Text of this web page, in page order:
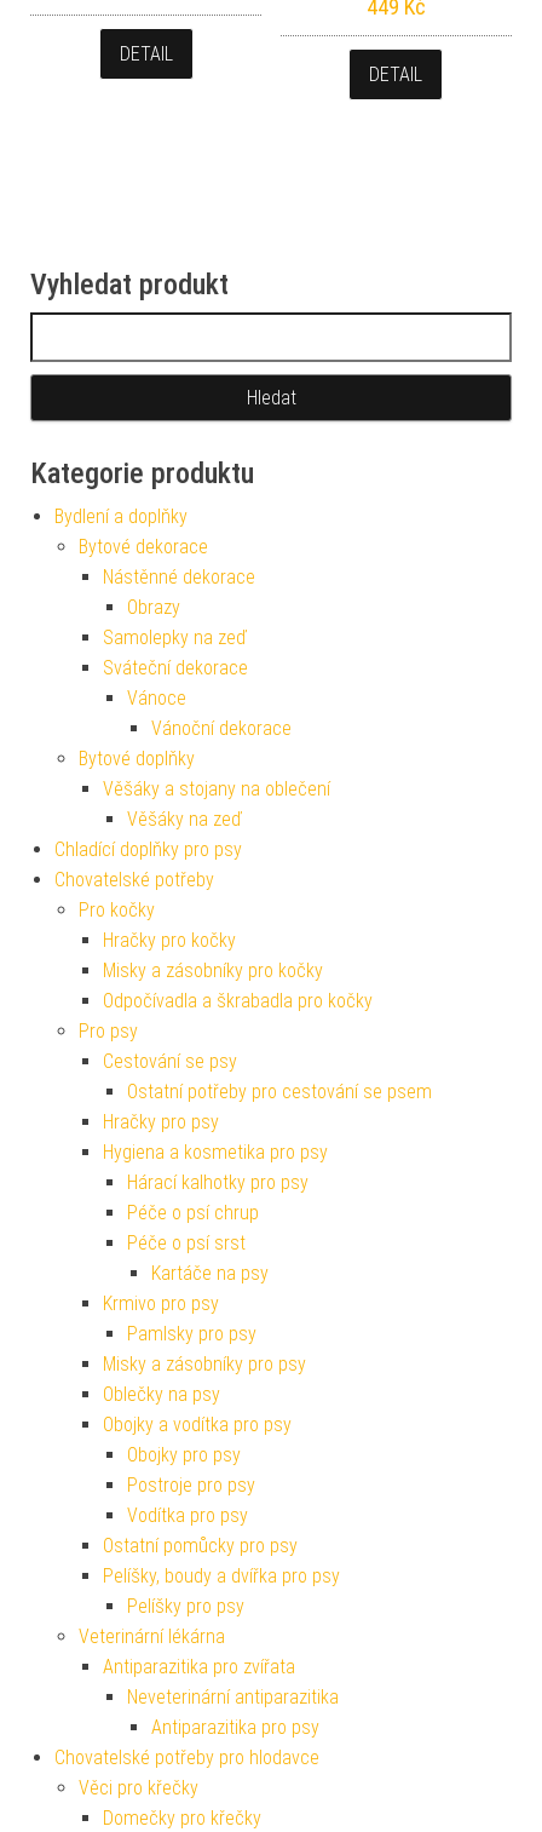
DETAIL
449 Kč
DETAIL
Vyhledat produkt
Kategorie produktu
Bydlení a doplňky
Bytové dekorace
Nástěnné dekorace
Obrazy
Samolepky na zeď
Sváteční dekorace
Vánoce
Vánoční dekorace
Bytové doplňky
Věšáky a stojany na oblečení
Věšáky na zeď
Chladící doplňky pro psy
Chovatelské potřeby
Pro kočky
Hračky pro kočky
Misky a zásobníky pro kočky
Odpočívadla a škrabadla pro kočky
Pro psy
Cestování se psy
Ostatní potřeby pro cestování se psem
Hračky pro psy
Hygiena a kosmetika pro psy
Hárací kalhotky pro psy
Péče o psí chrup
Péče o psí srst
Kartáče na psy
Krmivo pro psy
Pamlsky pro psy
Misky a zásobníky pro psy
Oblečky na psy
Obojky a vodítka pro psy
Obojky pro psy
Postroje pro psy
Vodítka pro psy
Ostatní pomůcky pro psy
Pelíšky, boudy a dvířka pro psy
Pelíšky pro psy
Veterinární lékárna
Antiparazitika pro zvířata
Neveterinární antiparazitika
Antiparazitika pro psy
Chovatelské potřeby pro hlodavce
Věci pro křečky
Domečky pro křečky